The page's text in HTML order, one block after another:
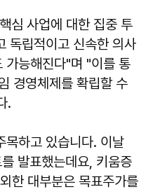
심 사업에 대한 집중 투
독립적이고 신속한 의사
가능해진다"며 "이를 통
경영체제를 확립할 수
.
목하고 있습니다. 이날
발표했는데요, 키움증
한 대부분은 목표주가를